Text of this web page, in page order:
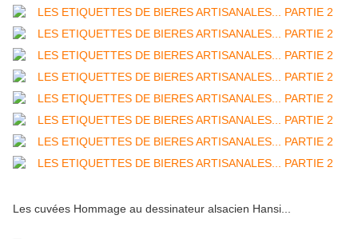
Les cuvées Hommage au dessinateur alsacien Hansi...